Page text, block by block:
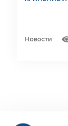
Новости